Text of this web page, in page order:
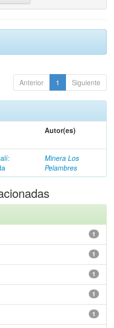
Anterior 1 Siguiente
Autor(es)
Minera Los
Pelambres
1
1
1
1
1